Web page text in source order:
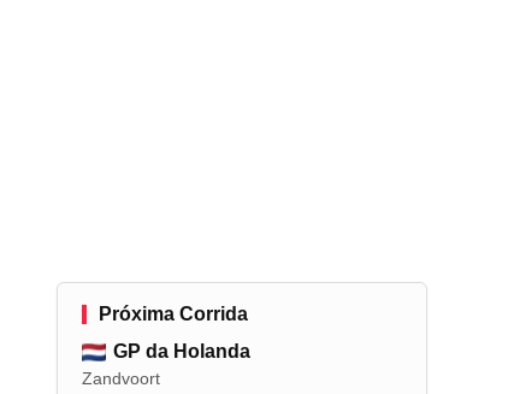
Próxima Corrida
GP da Holanda
Zandvoort